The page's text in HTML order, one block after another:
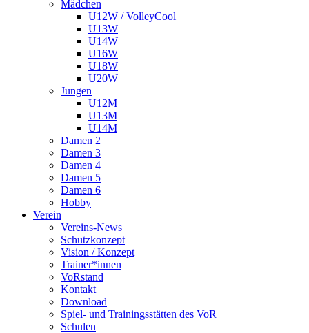
Mädchen
U12W / VolleyCool
U13W
U14W
U16W
U18W
U20W
Jungen
U12M
U13M
U14M
Damen 2
Damen 3
Damen 4
Damen 5
Damen 6
Hobby
Verein
Vereins-News
Schutzkonzept
Vision / Konzept
Trainer*innen
VoRstand
Kontakt
Download
Spiel- und Trainingsstätten des VoR
Schulen